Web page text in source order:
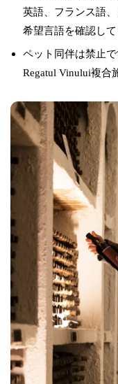
英語、フランス語
希望言語を確認して
ペット同伴は禁止
Regatul Vinului複合